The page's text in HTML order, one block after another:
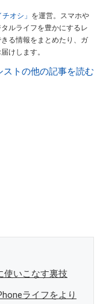
オシ」 を運営。スマホや
ルライフを豊かにするレ
る情報をまとめたり、ガ
けします。
ストの他の記事を読む
使いこなす裏技
ライフをより